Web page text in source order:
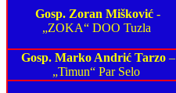
Gosp. Zoran Mišković -
„ZOKA“ DOO Tuzla
Gosp. Marko Andrić Tarzo–
„Timun“ Par Selo